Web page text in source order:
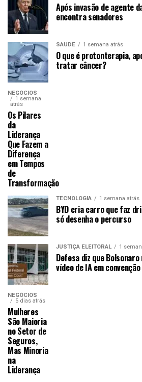
Após invasão de agente
encontra senadores
SAÚDE 1 semana atrás
O que é protonterapia,
tratar câncer?
NEGÓCIOS
1 semana
atrás
Os Pilares
da
Liderança
Que Fazem a
Diferença
em Tempos
de
Transformação
TECNOLOGIA 1 semana atrás
BYD cria carro que faz
só desenha o percurso
JUSTIÇA ELEITORAL 1
Defesa diz que
vídeo de IA em convenção
NEGÓCIOS
5 dias atrás
Mulheres
São Maioria
no Setor de
Seguros,
Mas Minoria
na
Liderança